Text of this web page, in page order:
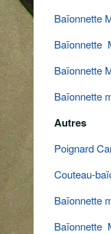
Baïonnette
Baïonnette
Baïonnette
Baïonnette
Autres
Poignard
Couteau-
Baïonnette
Baïonnette